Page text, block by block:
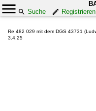
Suche
Registrieren
Re 482 029 mit dem DGS 43731
3.4.25